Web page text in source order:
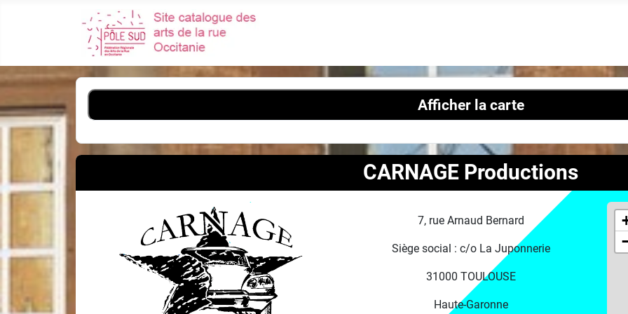
Afficher la carte
CARNAGE Productions
7, rue Arnaud Bernard
Siège social : c/o La Juponnerie
31000 TOULOUSE
Haute-Garonne